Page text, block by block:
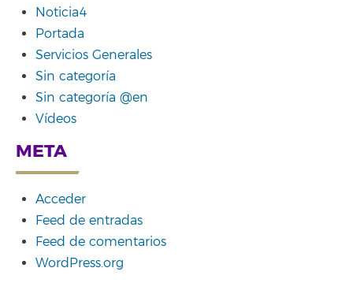
Noticia4
Portada
Servicios Generales
Sin categoría
Sin categoría @en
Vídeos
META
Acceder
Feed de entradas
Feed de comentarios
WordPress.org